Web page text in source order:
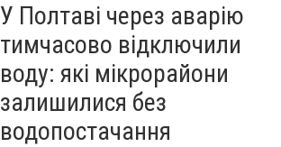
У Полтаві через аварію
тимчасово відключили
воду: які мікрорайони
залишилися без
водопостачання